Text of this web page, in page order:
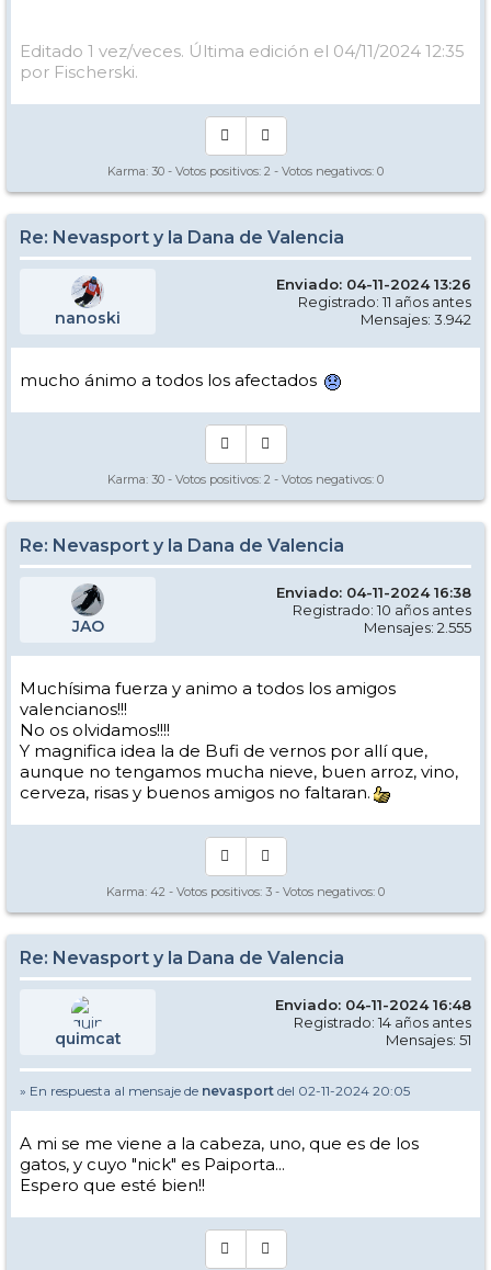
Editado 1 vez/veces. Última edición el 04/11/2024 12:35
por Fischerski.
Karma: 30 - Votos positivos: 2 - Votos negativos: 0
Re: Nevasport y la Dana de Valencia
nanoski
Enviado: 04-11-2024 13:26
Registrado: 11 años antes
Mensajes: 3.942
mucho ánimo a todos los afectados
Karma: 30 - Votos positivos: 2 - Votos negativos: 0
Re: Nevasport y la Dana de Valencia
JAO
Enviado: 04-11-2024 16:38
Registrado: 10 años antes
Mensajes: 2.555
Muchísima fuerza y animo a todos los amigos
valencianos!!!
No os olvidamos!!!!
Y magnifica idea la de Bufi de vernos por allí que,
aunque no tengamos mucha nieve, buen arroz, vino,
cerveza, risas y buenos amigos no faltaran.
Karma: 42 - Votos positivos: 3 - Votos negativos: 0
Re: Nevasport y la Dana de Valencia
quimcat
Enviado: 04-11-2024 16:48
Registrado: 14 años antes
Mensajes: 51
» En respuesta al mensaje de nevasport del 02-11-2024 20:05
A mi se me viene a la cabeza, uno, que es de los
gatos, y cuyo "nick" es Paiporta...
Espero que esté bien!!